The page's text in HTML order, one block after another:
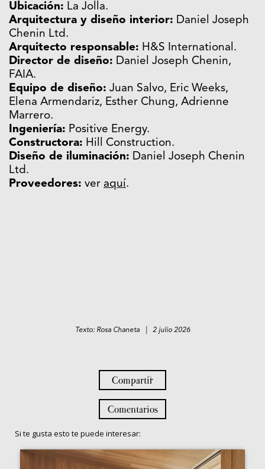
Ubicación: La Jolla.
Arquitectura y diseño interior: Daniel Joseph
Chenin Ltd.
Arquitecto responsable: H&S International.
Director de diseño: Daniel Joseph Chenin,
FAIA.
Equipo de diseño: Juan Salvo, Eric Weeks,
Elena Armendariz, Esther Chung, Adrienne
Marrero.
Ingeniería: Positive Energy.
Constructora: Hill Construction.
Diseño de iluminación: Daniel Joseph Chenin
Ltd.
Proveedores: ver aquí.
Texto: Rosa Chaneta | 2 julio 2026
Compartir
Comentarios
Si te gusta esto te puede interesar: